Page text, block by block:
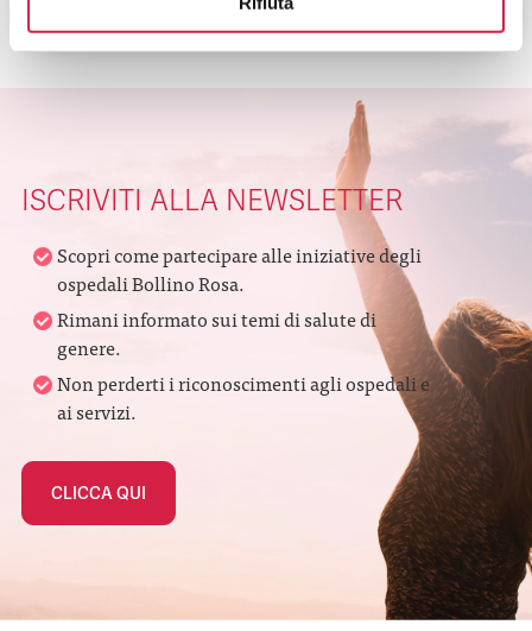
ISCRIVITI ALLA NEWSLETTER
Scopri come partecipare alle iniziative degli
ospedali Bollino Rosa.
Rimani informato sui temi di salute di
genere.
Non perderti i riconoscimenti agli ospedali e
ai servizi.
CLICCA QUI